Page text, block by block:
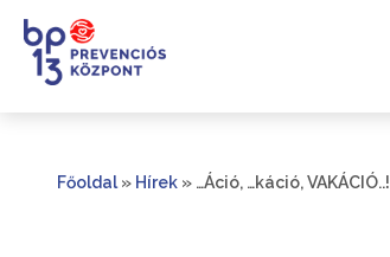
Főoldal » Hírek » …Áció, …káció, VAKÁCIÓ..!